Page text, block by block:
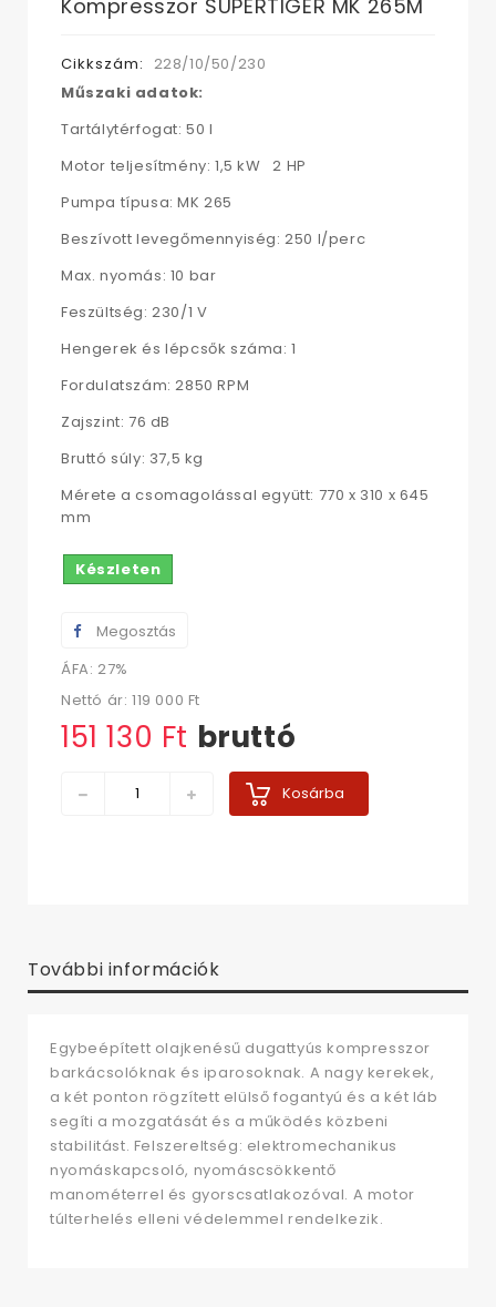
Kompresszor SUPERTIGER MK 265M
Cikkszám:
228/10/50/230
Műszaki adatok:
Tartálytérfogat: 50 l
Motor teljesítmény: 1,5 kW 2 HP
Pumpa típusa: MK 265
Beszívott levegőmennyiség: 250 l/perc
Max. nyomás: 10 bar
Feszültség: 230/1 V
Hengerek és lépcsők száma: 1
Fordulatszám: 2850 RPM
Zajszint: 76 dB
Bruttó súly: 37,5 kg
Mérete a csomagolással együtt: 770 x 310 x 645
mm
Készleten
Megosztás
ÁFA: 27%
Nettó ár: 119 000 Ft‎
151 130 Ft‎ bruttó
Kosárba
További információk
Egybeépített olajkenésű dugattyús kompresszor
barkácsolóknak és iparosoknak. A nagy kerekek,
a két ponton rögzített elülső fogantyú és a két láb
segíti a mozgatását és a működés közbeni
stabilitást. Felszereltség: elektromechanikus
nyomáskapcsoló, nyomáscsökkentő
manométerrel és gyorscsatlakozóval. A motor
túlterhelés elleni védelemmel rendelkezik.